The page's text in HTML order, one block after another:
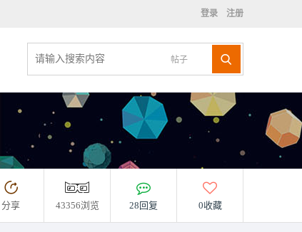
登录 注册
帖子
分享 43356浏览 28回复 0收藏